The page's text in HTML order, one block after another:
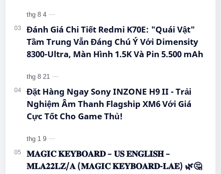
Đánh Giá Chi Tiết Redmi K70E: "Quái Vật"
Tầm Trung Vẫn Đáng Chú Ý Với Dimensity
8300-Ultra, Màn Hình 1.5K Và Pin 5.500 mAh
Đặt Hàng Ngay Sony INZONE H9 II - Trải
Nghiệm Âm Thanh Flagship XM6 Với Giá
Cực Tốt Cho Game Thủ!
𝐌𝐀𝐆𝐈𝐂 𝐊𝐄𝐘𝐁𝐎𝐀𝐑𝐃 – 𝐔𝐒 𝐄𝐍𝐆𝐋𝐈𝐒𝐇 –
𝐌𝐋𝐀𝟐𝟐𝐋𝐙/𝐀 (𝐌𝐀𝐆𝐈𝐂 𝐊𝐄𝐘𝐁𝐎𝐀𝐑𝐃-𝐋𝐀𝐄) 🌿🤔